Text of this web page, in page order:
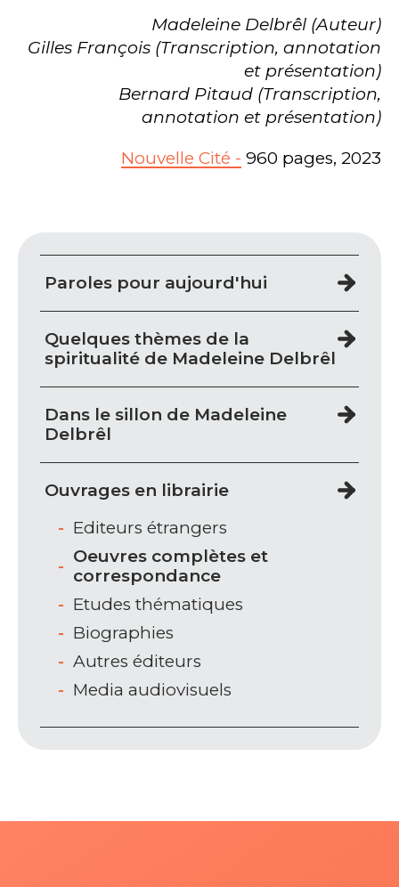
Madeleine Delbrêl (Auteur)
Gilles François (Transcription, annotation
et présentation)
Bernard Pitaud (Transcription,
annotation et présentation)
Nouvelle Cité - 960 pages, 2023
Paroles pour aujourd'hui
Quelques thèmes de la
spiritualité de Madeleine Delbrêl
Dans le sillon de Madeleine
Delbrêl
Ouvrages en librairie
Editeurs étrangers
Oeuvres complètes et
correspondance
Etudes thématiques
Biographies
Autres éditeurs
Media audiovisuels